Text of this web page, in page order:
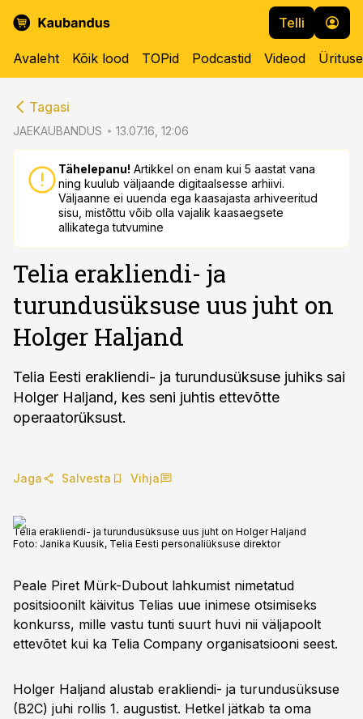
Telli
Avaleht Kõik lood TOPid Podcastid Videod
Tagasi
JAEKAUBANDUS 13.07.16, 12:06
Tähelepanu! Artikkel on enam kui 5 aastat vana
ning kuulub väljaande digitaalsesse arhiivi.
Väljaanne ei uuenda ega kaasajasta arhiveeritud
sisu, mistõttu võib olla vajalik kaasaegsete
allikatega tutvumine
Telia erakliendi- ja
turundusüksuse uus juht on
Holger Haljand
Telia Eesti erakliendi- ja turundusüksuse juhiks sai
Holger Haljand, kes seni juhtis ettevõtte
operaatorüksust.
Jaga Salvesta Vihja
Telia erakliendi- ja turundusüksuse uus juht on Holger Haljand
Foto: Janika Kuusik, Telia Eesti personaliüksuse direktor
Peale Piret Mürk-Dubout lahkumist nimetatud
positsioonilt käivitus Telias uue inimese otsimiseks
konkurss, mille vastu tunti suurt huvi nii väljapoolt
ettevõtet kui ka Telia Company organisatsiooni seest.
Holger Haljand alustab erakliendi- ja turundusüksuse
(B2C) juhi rollis 1. augustist. Hetkel jätkab ta oma